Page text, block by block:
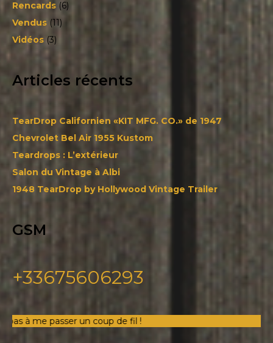
Rencards (6)
Vendus (11)
Vidéos (3)
Articles récents
TearDrop Californien «KIT MFG. CO.» de 1947
Chevrolet Bel Air 1955 Kustom
Teardrops : L’extérieur
Salon du Vintage à Albi
1948 TearDrop by Hollywood Vintage Trailer
GSM
+33675606293
coup de fil !